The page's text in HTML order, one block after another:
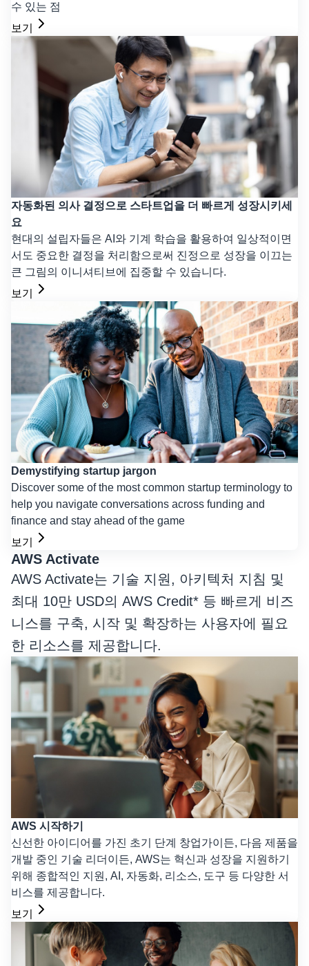
수 있는 점
보기
자동화된 의사 결정으로 스타트업을 더 빠르게 성장시키세
요
현대의 설립자들은 AI와 기계 학습을 활용하여 일상적이면
서도 중요한 결정을 처리함으로써 진정으로 성장을 이끄는
큰 그림의 이니셔티브에 집중할 수 있습니다.
보기
Demystifying startup jargon
Discover some of the most common startup terminology to
help you navigate conversations across funding and
finance and stay ahead of the game
보기
AWS Activate
AWS Activate는 기술 지원, 아키텍처 지침 및
최대 10만 USD의 AWS Credit* 등 빠르게 비즈
니스를 구축, 시작 및 확장하는 사용자에 필요
한 리소스를 제공합니다.
AWS 시작하기
신선한 아이디어를 가진 초기 단계 창업가이든, 다음 제품을
개발 중인 기술 리더이든, AWS는 혁신과 성장을 지원하기
위해 종합적인 지원, AI, 자동화, 리소스, 도구 등 다양한 서
비스를 제공합니다.
보기